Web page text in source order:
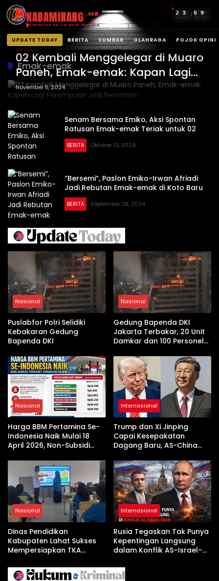
KABAMINANG .com
TERDEPAN DALAM MENGABARKAN
2 3 : 5 9
UPDATE TODAY BERITA SUMBAR OLAHRAGA POJOK OPINI
Langsung
konten
Emak-emak
BERITA
02 Kembali Menggelegar di Muaro
Paneh, Emak-emak: Kapan Lagi
Perempuan Jadi Pemimpin
November 5, 2024
Senam Bersama Emiko, Aksi Spontan
Ratusan Emak-emak Teriak untuk 02
BERITA Oktober 13, 2024
“Bersemi”, Paslon Emiko-Irwan Afriadi
Jadi Rebutan Emak-emak di Koto Baru
BERITA September 28, 2024
Nasional
Puslabfor Polri Selidiki
Kebakaran Gedung
Bapenda DKI
Nasional
Gedung Bapenda DKI
Jakarta Terbakar, 20 Unit
Damkar dan 100 Personel
Nasional
Harga BBM Pertamina Se-
Indonesia Naik Mulai 18
April 2026, Non-Subsidi
Internasional
Trump dan Xi Jinping
Capai Kesepakatan
Dagang Baru, AS-China
Jelang Kunjungan Beijing
Nasional
Dinas Pendidikan
Kabupaten Lahat Sukses
Mempersiapkan TKA
Pembekalan Latihan Soal
Tanpa Internet
Internasional
Rusia Tegaskan Tak Punya
Kepentingan Langsung
dalam Konflik AS–Israel–